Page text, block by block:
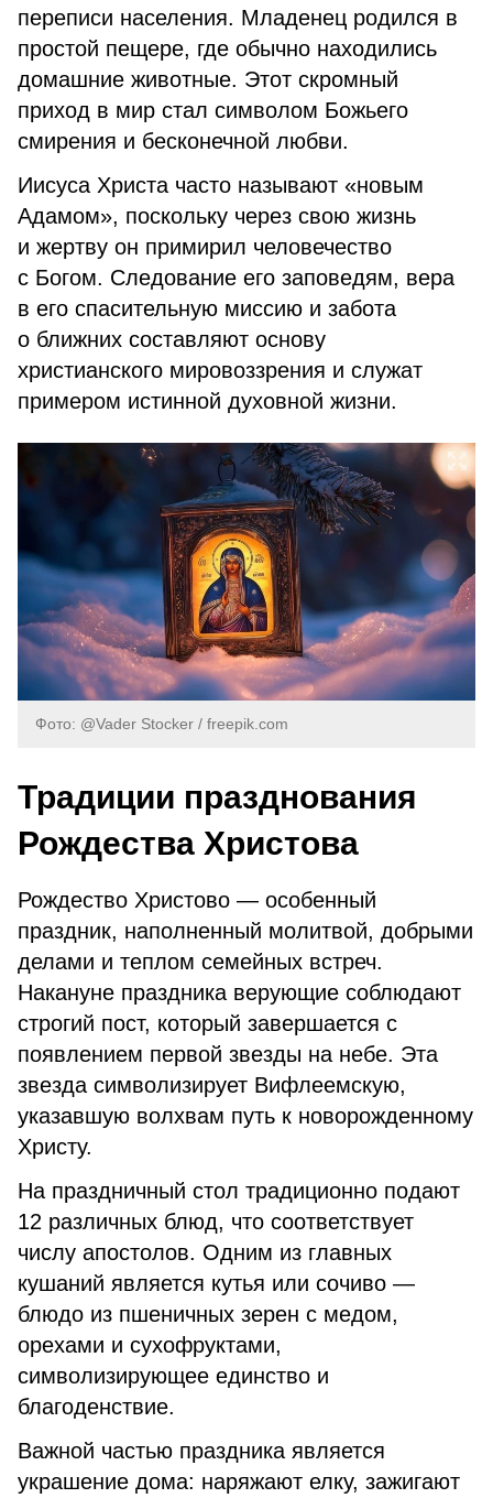
переписи населения. Младенец родился в
простой пещере, где обычно находились
домашние животные. Этот скромный
приход в мир стал символом Божьего
смирения и бесконечной любви.
Иисуса Христа часто называют «новым
Адамом», поскольку через свою жизнь
и жертву он примирил человечество
с Богом. Следование его заповедям, вера
в его спасительную миссию и забота
о ближних составляют основу
христианского мировоззрения и служат
примером истинной духовной жизни.
Фото: @Vader Stocker / freepik.com
Традиции празднования
Рождества Христова
Рождество Христово — особенный
праздник, наполненный молитвой, добрыми
делами и теплом семейных встреч.
Накануне праздника верующие соблюдают
строгий пост, который завершается с
появлением первой звезды на небе. Эта
звезда символизирует Вифлеемскую,
указавшую волхвам путь к новорожденному
Христу.
На праздничный стол традиционно подают
12 различных блюд, что соответствует
числу апостолов. Одним из главных
кушаний является кутья или сочиво —
блюдо из пшеничных зерен с медом,
орехами и сухофруктами,
символизирующее единство и
благоденствие.
Важной частью праздника является
украшение дома: наряжают елку, зажигают